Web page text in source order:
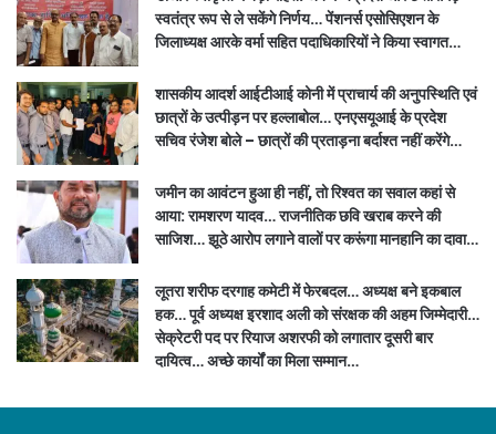
स्वतंत्र रूप से ले सकेंगे निर्णय… पेंशनर्स एसोसिएशन के
जिलाध्यक्ष आरके वर्मा सहित पदाधिकारियों ने किया स्वागत…
शासकीय आदर्श आईटीआई कोनी में प्राचार्य की अनुपस्थिति एवं
छात्रों के उत्पीड़न पर हल्लाबोल… एनएसयूआई के प्रदेश
सचिव रंजेश बोले – छात्रों की प्रताड़ना बर्दाश्त नहीं करेंगे…
जमीन का आवंटन हुआ ही नहीं, तो रिश्वत का सवाल कहां से
आया: रामशरण यादव… राजनीतिक छवि खराब करने की
साजिश… झूठे आरोप लगाने वालों पर करूंगा मानहानि का दावा…
लूतरा शरीफ दरगाह कमेटी में फेरबदल… अध्यक्ष बने इकबाल
हक… पूर्व अध्यक्ष इरशाद अली को संरक्षक की अहम जिम्मेदारी…
सेक्रेटरी पद पर रियाज अशरफी को लगातार दूसरी बार
दायित्व… अच्छे कार्यों का मिला सम्मान…